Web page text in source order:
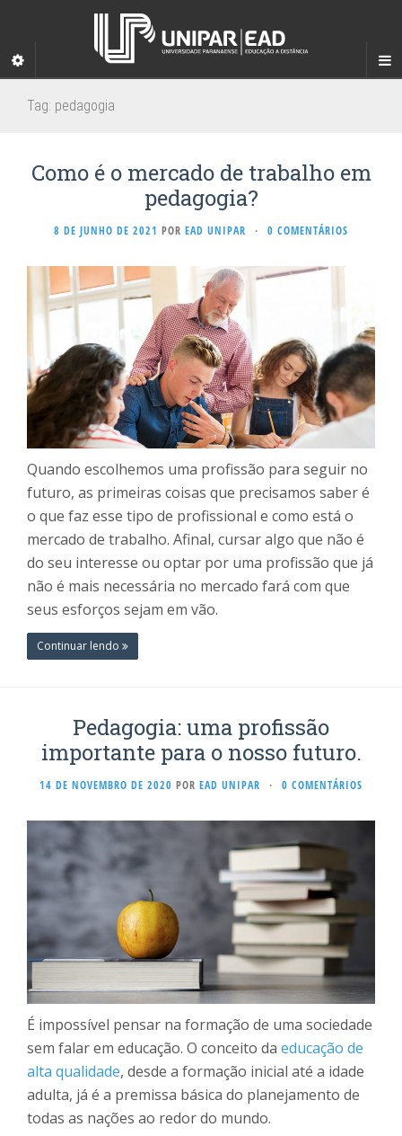
Tag: pedagogia
Como é o mercado de trabalho em
pedagogia?
8 DE JUNHO DE 2021 POR EAD UNIPAR · 0 COMENTÁRIOS
Quando escolhemos uma profissão para seguir no
futuro, as primeiras coisas que precisamos saber é
o que faz esse tipo de profissional e como está o
mercado de trabalho. Afinal, cursar algo que não é
do seu interesse ou optar por uma profissão que já
não é mais necessária no mercado fará com que
seus esforços sejam em vão.
Continuar lendo
Pedagogia: uma profissão
importante para o nosso futuro.
14 DE NOVEMBRO DE 2020 POR EAD UNIPAR · 0 COMENTÁRIOS
É impossível pensar na formação de uma sociedade
sem falar em educação. O conceito da educação de
alta qualidade, desde a formação inicial até a idade
adulta, já é a premissa básica do planejamento de
todas as nações ao redor do mundo.